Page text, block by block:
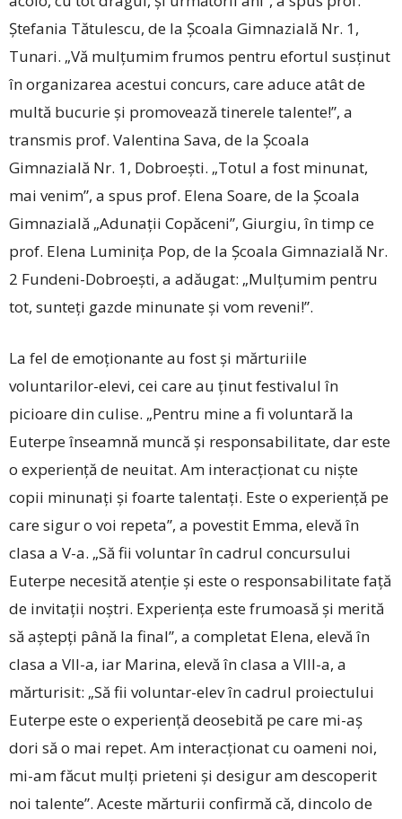
Ștefania Tătulescu, de la Școala Gimnazială Nr. 1,
Tunari. „Vă mulțumim frumos pentru efortul susținut
în organizarea acestui concurs, care aduce atât de
multă bucurie și promovează tinerele talente!”, a
transmis prof. Valentina Sava, de la Școala
Gimnazială Nr. 1, Dobroești. „Totul a fost minunat,
mai venim”, a spus prof. Elena Soare, de la Școala
Gimnazială „Adunații Copăceni”, Giurgiu, în timp ce
prof. Elena Luminița Pop, de la Școala Gimnazială Nr.
2 Fundeni-Dobroești, a adăugat: „Mulțumim pentru
tot, sunteți gazde minunate și vom reveni!”.
La fel de emoționante au fost și mărturiile
voluntarilor-elevi, cei care au ținut festivalul în
picioare din culise. „Pentru mine a fi voluntară la
Euterpe înseamnă muncă și responsabilitate, dar este
o experiență de neuitat. Am interacționat cu niște
copii minunați și foarte talentați. Este o experiență pe
care sigur o voi repeta”, a povestit Emma, elevă în
clasa a V-a. „Să fii voluntar în cadrul concursului
Euterpe necesită atenție și este o responsabilitate față
de invitații noștri. Experiența este frumoasă și merită
să aștepți până la final”, a completat Elena, elevă în
clasa a VII-a, iar Marina, elevă în clasa a VIII-a, a
mărturisit: „Să fii voluntar-elev în cadrul proiectului
Euterpe este o experiență deosebită pe care mi-aș
dori să o mai repet. Am interacționat cu oameni noi,
mi-am făcut mulți prieteni și desigur am descoperit
noi talente”. Aceste mărturii confirmă că, dincolo de